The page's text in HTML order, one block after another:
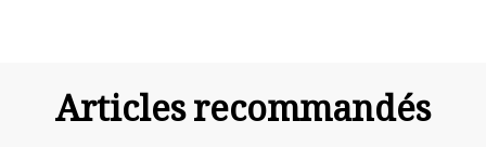
Articles recommandés